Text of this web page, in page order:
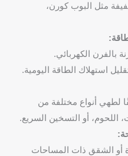
مثل البوب كورن،
بالفرن الكهربائي.
استهلاك الطاقة اليومية.
لطهي أنواع مختلفة من
اللحوم، أو التسخين السريع.
أو الشقق ذات المساحات